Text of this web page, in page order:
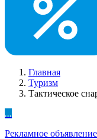
Главная
Туризм
Тактическое
...
Рекламное объявление